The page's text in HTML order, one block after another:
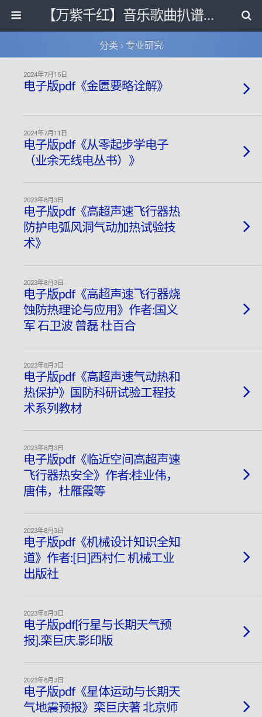
【万紫千红】音乐歌曲扒谱打带和电子书影视剧资源网
分类 › 专业研究
2024年7月15日
电子版pdf《金匮要略诠解》
2024年7月11日
电子版pdf《从零起步学电子
（业余无线电丛书）》
2023年8月3日
电子版pdf《高超声速飞行器热
防护电弧风洞气动加热试验技
术》
2023年8月3日
电子版pdf《高超声速飞行器烧
蚀防热理论与应用》作者:国义
军 石卫波 曾磊 杜百合
2023年8月3日
电子版pdf《高超声速气动热和
热保护》国防科研试验工程技
术系列教材
2023年8月3日
电子版pdf《临近空间高超声速
飞行器热安全》作者:桂业伟，
唐伟，杜雁霞等
2023年8月3日
电子版pdf《机械设计知识全知
道》作者:[日]西村仁 机械工业
出版社
2023年8月3日
电子版pdf[行星与长期天气预
报].栾巨庆.影印版
2023年8月3日
电子版pdf《星体运动与长期天
气地震预报》栾巨庆著 北京师